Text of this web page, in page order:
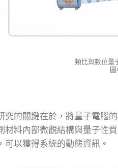
類比與數位量
究的關鍵在於，將量子電腦
材料內部微觀結構與量子性
可以獲得系統的動態資訊。